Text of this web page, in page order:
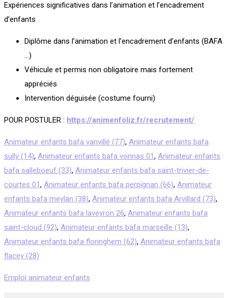
Expériences significatives dans l’animation et l’encadrement
d’enfants
Diplôme dans l’animation et l’encadrement d’enfants (BAFA
…)
Véhicule et permis non obligatoire mais fortement
appréciés
Intervention déguisée (costume fourni)
POUR POSTULER : https://animenfoliz.fr/recrutement/
Animateur enfants bafa vanvillé (77), Animateur enfants bafa
sully (14), Animateur enfants bafa vonnas 01 , Animateur enfants
bafa salleboeuf (33), Animateur enfants bafa saint-trivier-de-
courtes 01 , Animateur enfants bafa perpignan (66), Animateur
enfants bafa meylan (38), Animateur enfants bafa Arvillard (73),
Animateur enfants bafa laveyron 26, Animateur enfants bafa
saint-cloud (92), Animateur enfants bafa marseille (13),
Animateur enfants bafa floringhem (62), Animateur enfants bafa
flacey (28)
Emploi animateur enfants